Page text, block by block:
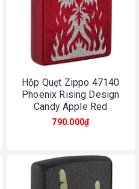
Hộp Quẹt Zippo 47140
Phoenix Rising Design
Candy Apple Red
790.000₫